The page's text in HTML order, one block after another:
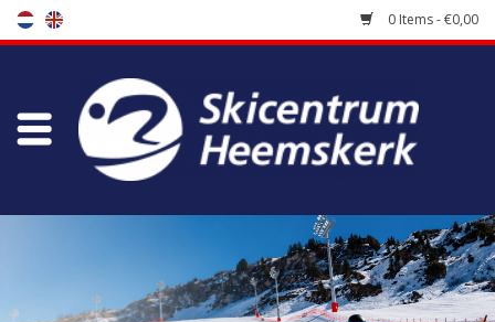
0 Items - €0,00
Store
Maintenance